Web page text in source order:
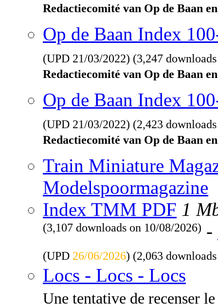
Redactiecomité van Op de Baan
Op de Baan Index
(UPD 21/03/2022) (3,247
Redactiecomité van Op de Baan
Op de Baan Index
(UPD 21/03/2022) (2,423
Redactiecomité van Op de Baan
Train Miniature
Modelspoormagazine
Index TMM PDF 1
(3,107 downloads on 10/08/2026) -
(UPD 26/06/2026) (2,063
Locs - Locs - Locs
Une tentative de recenser